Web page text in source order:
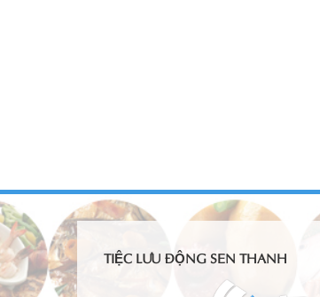
TIỆC LƯU ĐỘNG SEN THANH